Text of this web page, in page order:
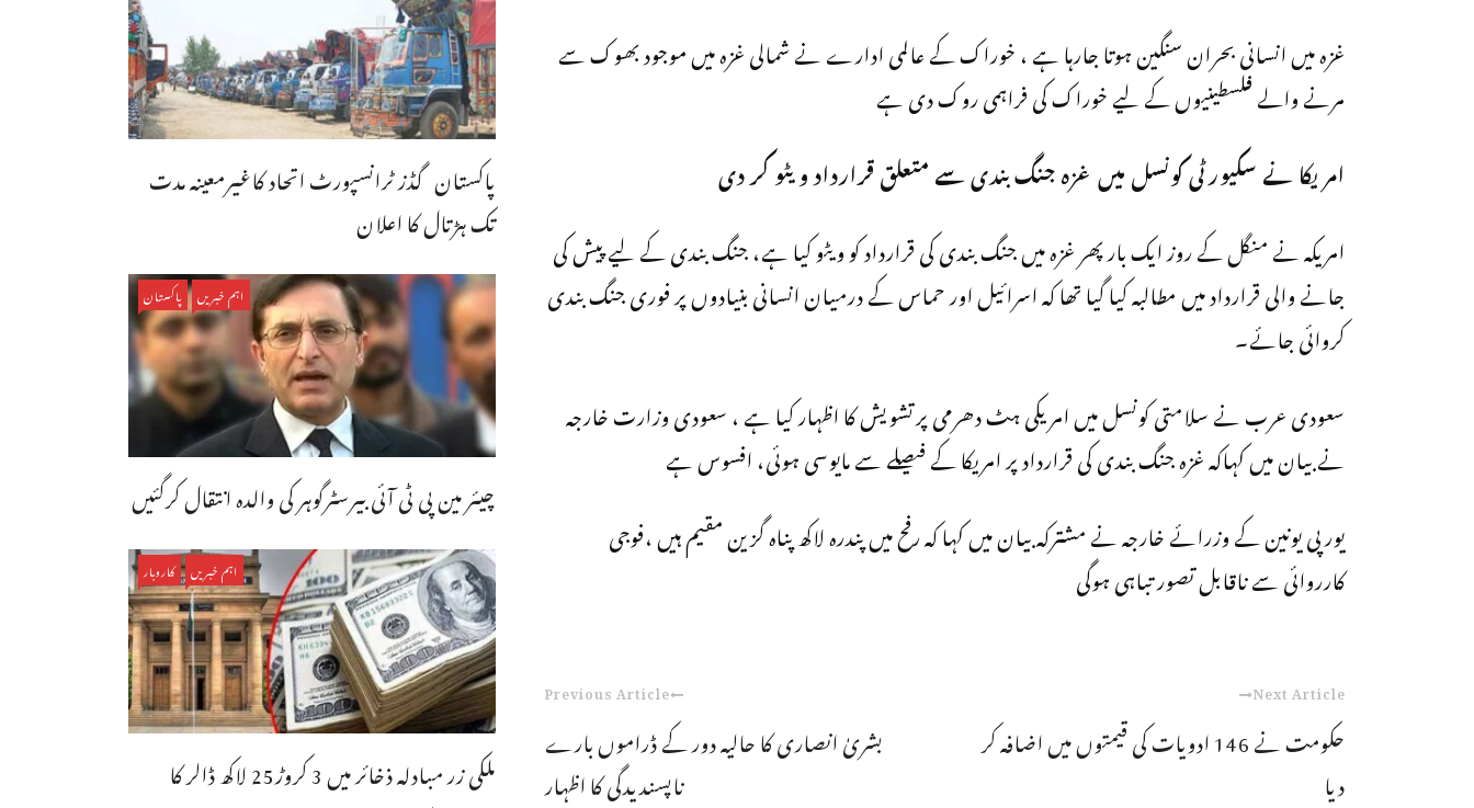
غزہ میں انسانی بحران سنگین ہوتا جارہا ہے ، خوراک کے عالمی ادارے نے شمالی غزہ میں موجود بھوک سے
مرنے والے فلسطینیوں کے لیے خوراک کی فراہمی روک دی ہے
امریکا نے سکیورٹی کونسل میں غزہ جنگ بندی سے متعلق قرارداد ویٹو کر دی
امریکہ نے منگل کے روز ایک بار پھر غزہ میں جنگ بندی کی قرارداد کو ویٹو کیا ہے، جنگ بندی کے لیے پیش کی
جانے والی قرارداد میں مطالبہ کیا گیا تھا کہ اسرائیل اور حماس کے درمیان انسانی بنیادوں پر فوری جنگ بندی
کروائی جائے۔
سعودی عرب نے سلامتی کونسل میں امریکی ہٹ دھرمی پرتشویش کا اظہار کیا ہے ، سعودی وزارت خارجہ
نے بیان میں کہاکہ غزہ جنگ بندی کی قرارداد پر امریکا کے فیصلے سے مایوسی ہوئی، افسوس ہے
یورپی یونین کے وزرائے خارجہ نے مشترکہ بیان میں کہا کہ رفح میں پندرہ لاکھ پناہ گزین مقیم ہیں ،فوجی
کارروائی سے ناقابل تصور تباہی ہوگی
Previous Article
بشریٰ انصاری کا حالیہ دور کے ڈراموں بارے
ناپسندیدگی کا اظہار
Next Article
حکومت نے 146 ادویات کی قیمتوں میں اضافہ کر
دیا
پاکستان گڈز ٹرانسپورٹ اتحاد کاغیرمعینہ مدت
تک ہڑتال کا اعلان
اہم خبریں پاکستان
چیئر مین پی ٹی آئی بیرسٹرگوہر کی والدہ انتقال کرگئیں
اہم خبریں کاروبار
ملکی زر مبادلہ ذخائر میں 3 کروڑ25 لاکھ ڈالر کا